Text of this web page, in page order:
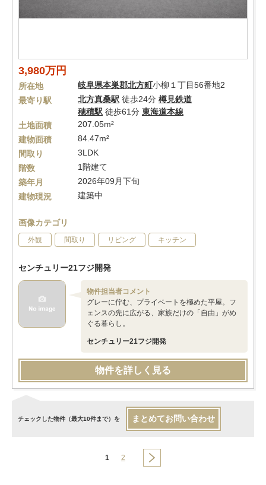
3,980万円
所在地 岐阜県本巣郡北方町小柳１丁目56番地2
最寄り駅
北方真桑駅 徒歩24分 樽見鉄道
穂積駅 徒歩61分 東海道本線
土地面積
207.05m²
建物面積
84.47m²
間取り
3LDK
階数
1階建て
築年月
2026年09月下旬
建物現況
建築中
画像カテゴリ
外観 間取り リビング キッチン
センチュリー21フジ開発
物件担当者コメント
グレーに佇む、プライベートを極めた平屋。フ
ェンスの先に広がる、家族だけの「自由」がめ
ぐる暮らし。
センチュリー21フジ開発
物件を詳しく見る
チェックした物件（最大10件まで）を まとめてお問い合わせ
1 2